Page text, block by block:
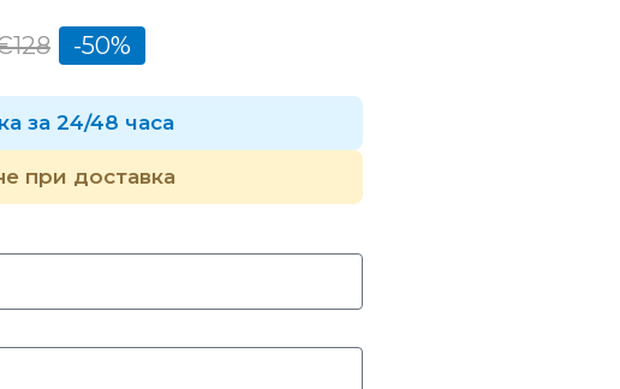
-50%
за 24/48 часа
при доставка